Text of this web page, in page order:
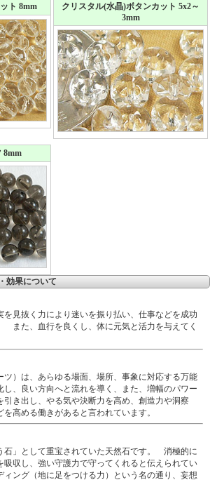
ト 8mm
クリスタル(水晶)ボタンカット 5x2～
3mm
8mm
効果について
を見抜く力により迷いを振り払い、仕事などを成功
また、血行を良くし、体に元気と活力を与えてく
ツ）は、あらゆる場面、場所、事象に対応する万能
し、良い方向へと流れを導く、また、増幅のパワー
引き出し、やる気や決断力を高め、創造力や洞察
高める働きがあると言われています。
石」として重宝されていた天然石です。 消極的に
吸収し、強い守護力で守ってくれると伝えられてい
ング（地に足をつける力）という名の通り、妄想